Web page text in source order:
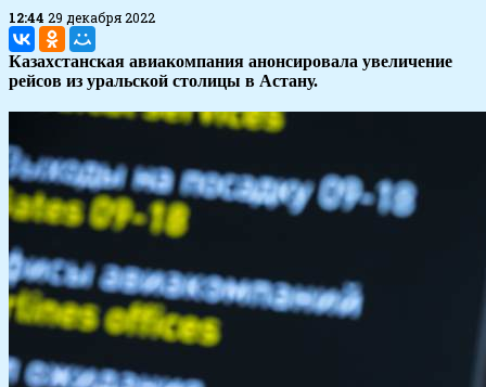
12:44 29 декабря 2022
Казахстанская авиакомпания анонсировала увеличение
рейсов из уральской столицы в Астану.